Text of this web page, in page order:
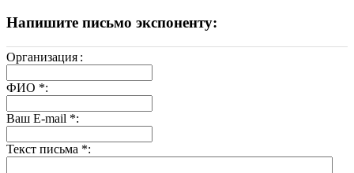
Напишите письмо экспоненту:
Организация :
ФИО *:
Ваш E-mail *:
Текст письма *: